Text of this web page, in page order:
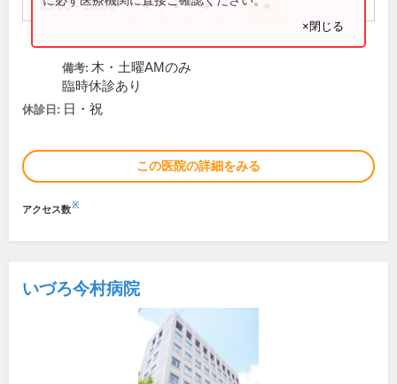
15:00～18:30 ● ● ●
×閉じる
備考: 木・土曜AMのみ
臨時休診あり
休診日: 日・祝
この医院の詳細をみる
アクセス数※
いづろ今村病院